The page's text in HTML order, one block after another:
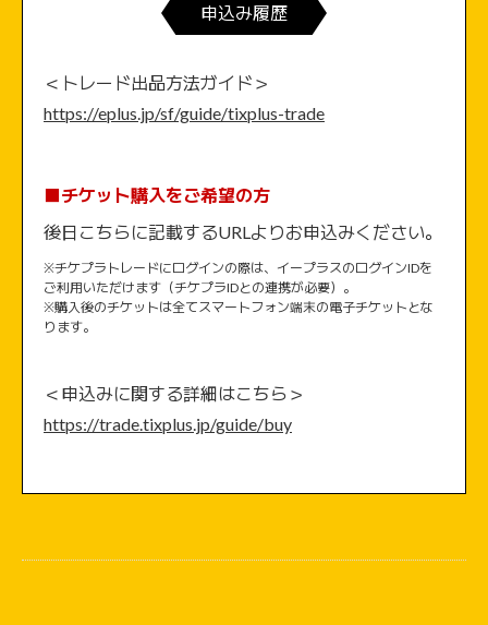
申込み履歴
＜トレード出品方法ガイド＞
https://eplus.jp/sf/guide/tixplus-trade
■チケット購入をご希望の方
後日こちらに記載するURLよりお申込みください。
※チケプラトレードにログインの際は、イープラスのログインIDを
ご利用いただけます（チケプラIDとの連携が必要）。
※購入後のチケットは全てスマートフォン端末の電子チケットとな
ります。
＜申込みに関する詳細はこちら＞
https://trade.tixplus.jp/guide/buy